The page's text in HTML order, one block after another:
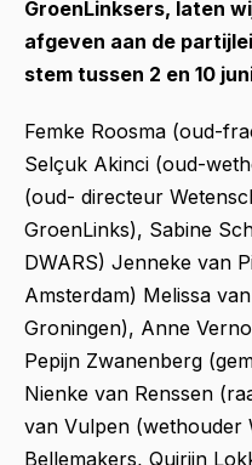
GroenLinksers, laten
afgeven aan de
stem tussen 2 en 10
Femke Roosma (oud-
Selçuk Akinci (oud-
(oud- directeur
GroenLinks), Sabine
DWARS) Jenneke van
Amsterdam) Melissa
Groningen), Anne
Pepijn Zwanenberg
Nienke van Renssen
van Vulpen (wethouder
Bellemakers, Quirijn